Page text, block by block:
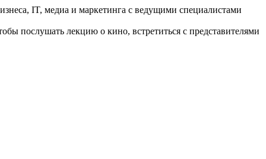
IT, медиа и маркетинга с ведущими специалистами
послушать лекцию о кино, встретиться с представителями